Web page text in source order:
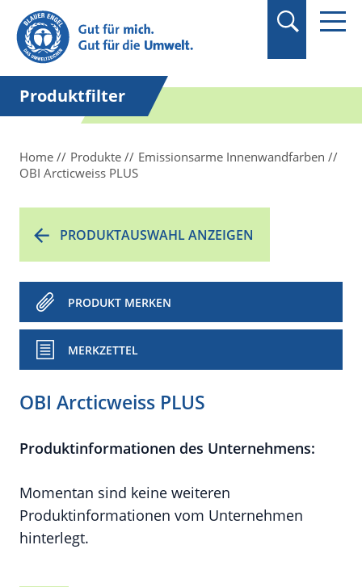
Suchbegriff in
Anführungszeichen
setzen.
Produktfilter
Home Produkte
Emissionsarme Innenwandfarben
OBI Arcticweiss PLUS
PRODUKTAUSWAHL ANZEIGEN
PRODUKT MERKEN
MERKZETTEL
OBI Arcticweiss PLUS
Produktinformationen des Unternehmens:
Momentan sind keine weiteren
Produktinformationen vom Unternehmen
hinterlegt.